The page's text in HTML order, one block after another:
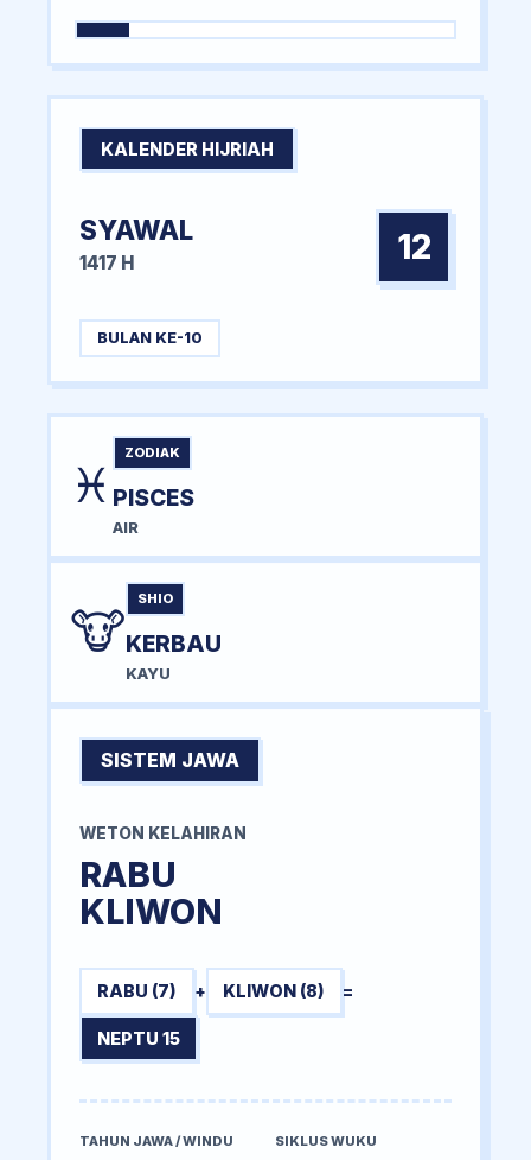
KALENDER HIJRIAH
SYAWAL
1417 H 12
BULAN KE-10
♓
ZODIAK
PISCES
AIR
🐮
SHIO
KERBAU
KAYU
SISTEM JAWA
WETON KELAHIRAN
RABU
KLIWON
RABU (7) + KLIWON (8) =
NEPTU 15
TAHUN JAWA / WINDU SIKLUS WUKU